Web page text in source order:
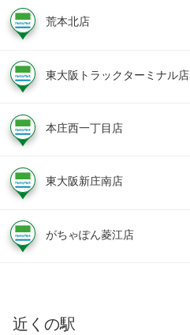
荒本北店
東大阪トラックターミナル店
本庄西一丁目店
東大阪新庄南店
がちゃぽん菱江店
近くの駅